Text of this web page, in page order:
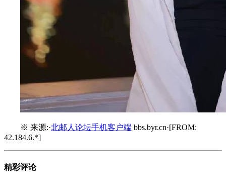
※ 来源:·北邮人论坛手机客户端 bbs.byr.cn·[FROM:
42.184.6.*]
精彩评论